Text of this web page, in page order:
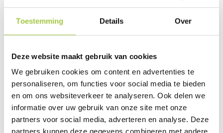
Toestemming Details Over
Deze website maakt gebruik van cookies
We gebruiken cookies om content en advertenties te
personaliseren, om functies voor social media te bieden
en om ons websiteverkeer te analyseren. Ook delen we
informatie over uw gebruik van onze site met onze
partners voor social media, adverteren en analyse. Deze
partners kunnen deze gegevens combineren met andere